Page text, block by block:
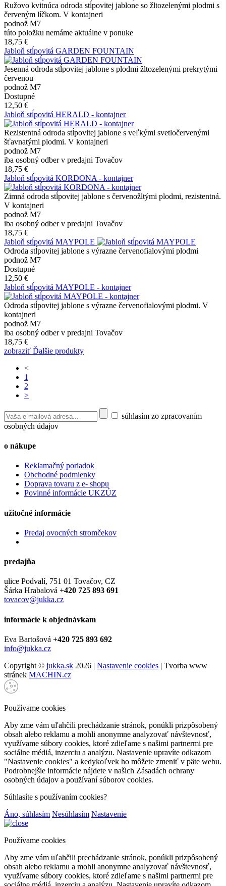
Ružovo kvitnúca odroda stĺpovitej jablone so žltozelenými plodmi s
červeným líčkom. V kontajneri
podnož M7
túto položku nemáme aktuálne v ponuke
18,75 €
Jabloň stĺpovitá GARDEN FOUNTAIN
Jesenná odroda stĺpovitej jablone s plodmi žltozelenými prekrytými
červenou
podnož M7
Dostupné
12,50 €
Jabloň stĺpovitá HERALD - kontajner
Rezistentná odroda stĺpovitej jablone s veľkými svetločervenými
šťavnatými plodmi. V kontajneri
podnož M7
iba osobný odber v predajni Tovačov
18,75 €
Jabloň stĺpovitá KORDONA - kontajner
Zimná odroda stĺpovitej jablone s červenožltými plodmi, rezistentná.
V kontajneri
podnož M7
iba osobný odber v predajni Tovačov
18,75 €
Jabloň stĺpovitá MAYPOLE
Odroda stĺpovitej jablone s výrazne červenofialovými plodmi
podnož M7
Dostupné
12,50 €
Jabloň stĺpovitá MAYPOLE - kontajner
Odroda stĺpovitej jablone s výrazne červenofialovými plodmi. V
kontajneri
podnož M7
iba osobný odber v predajni Tovačov
18,75 €
zobraziť Ďalšie produkty
<
1
2
>
súhlasím zo zpracovaním
osobných údajov
o nákupe
Reklamačný poriadok
Obchodné podmienky
Doprava tovaru z e- shopu
Povinné informácie UKZÚZ
užitočné informácie
Predaj ovocných stromčekov
predajňa
ulice Podvalí, 751 01 Tovačov, CZ
Šárka Hrabalová +420 725 893 691
tovacov@jukka.cz
informácie k objednávkam
Eva Bartošová +420 725 893 692
info@jukka.cz
Copyright © jukka.sk 2026 | Nastavenie cookies | Tvorba www
stránek MACHIN.cz
Používame cookies
Aby zme vám uľahčili prechádzanie stránok, ponúkli prizpôsobený
obsah alebo reklamu a mohli anonymne analyzovať návštevnosť,
využívame súbory cookies, ktoré zdieľame s našimi partnermi pre
sociálne médiá, inzerciu a analýzu. Nastavenie upravíte odkazom
"Nastavenie cookies" a kedykoľvek ho môžete zmeniť v päte webu.
Podrobnejšie informácie nájdete v našich Zásadách ochrany
osobných údajov a používaní súborov cookies.
Súhlasíte s používaním cookies?
Áno, súhlasím Nesúhlasím Nastavenie
Používame cookies
Aby zme vám uľahčili prechádzanie stránok, ponúkli prizpôsobený
obsah alebo reklamu a mohli anonymne analyzovať návštevnosť,
využívame súbory cookies, ktoré zdieľame s našimi partnermi pre